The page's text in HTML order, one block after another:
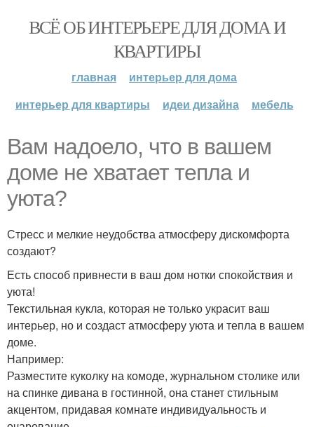
ВСЁ ОБ ИНТЕРЬЕРЕ ДЛЯ ДОМА И
КВАРТИРЫ
главная
интерьер для дома
интерьер для квартиры
идеи дизайна мебель
Вам надоело, что в вашем
доме не хватает тепла и
уюта?
Стресс и мелкие неудобства атмосферу дискомфорта
создают?
Есть способ привнести в ваш дом нотки спокойствия и
уюта!
Текстильная кукла, которая не только украсит ваш
интерьер, но и создаст атмосферу уюта и тепла в вашем
доме.
Например:
Разместите куколку на комоде, журнальном столике или
на спинке дивана в гостинной, она станет стильным
акцентом, придавая комнате индивидуальность и